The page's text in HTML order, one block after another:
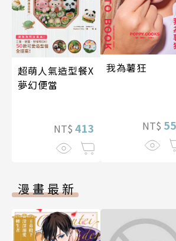
超萌人氣造型餐X
夢幻便當
NT$ 413
我為薯狂
NT$
漫畫最新